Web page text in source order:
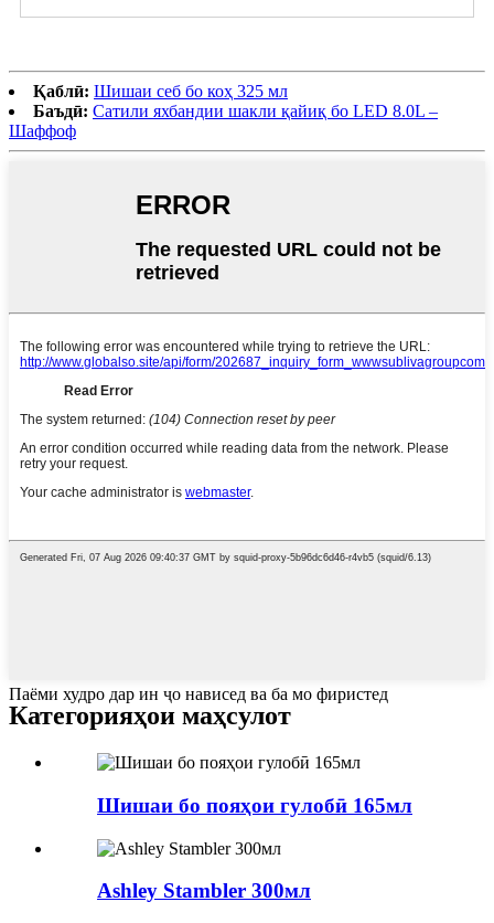
Қаблӣ: Шишаи себ бо коҳ 325 мл
Баъдӣ: Сатили яхбандии шакли қайиқ бо LED 8.0L –
Шаффоф
Паёми худро дар ин ҷо нависед ва ба мо фиристед
Категорияҳои маҳсулот
Шишаи бо пояҳои гулобӣ 165мл
Ashley Stambler 300мл